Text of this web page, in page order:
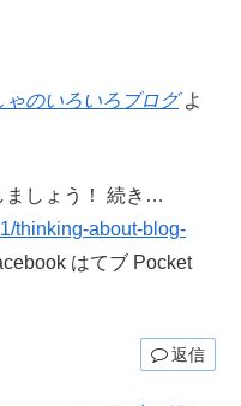
ゃのいろいろブログ よ
ましょう！ 続き…
thinking-about-blog-
はてブ Pocket
返信